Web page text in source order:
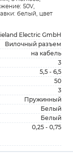
50V,
белый, цвет
Electric GmbH
Вилочный разъем
на кабель
3
5,5 - 6,5
50
3
Пружинный
Белый
Белый
0,25 - 0,75